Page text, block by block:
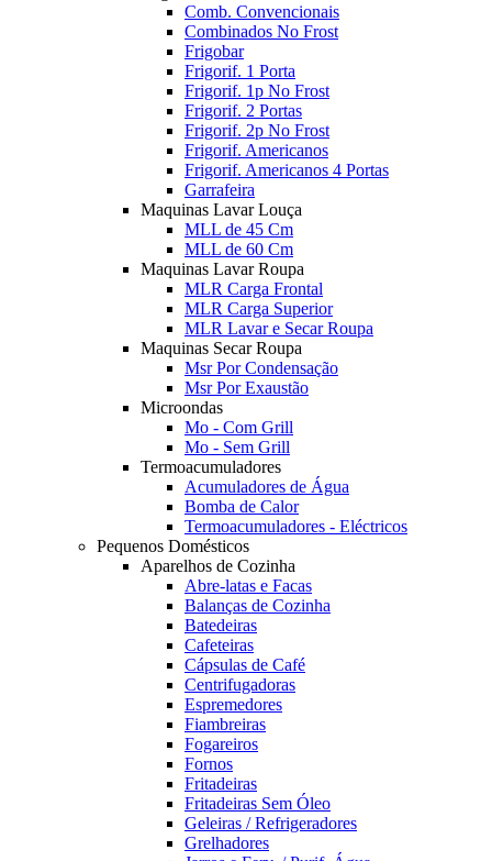
Comb. Convencionais
Combinados No Frost
Frigobar
Frigorif. 1 Porta
Frigorif. 1p No Frost
Frigorif. 2 Portas
Frigorif. 2p No Frost
Frigorif. Americanos
Frigorif. Americanos 4 Portas
Garrafeira
Maquinas Lavar Louça
MLL de 45 Cm
MLL de 60 Cm
Maquinas Lavar Roupa
MLR Carga Frontal
MLR Carga Superior
MLR Lavar e Secar Roupa
Maquinas Secar Roupa
Msr Por Condensação
Msr Por Exaustão
Microondas
Mo - Com Grill
Mo - Sem Grill
Termoacumuladores
Acumuladores de Água
Bomba de Calor
Termoacumuladores - Eléctricos
Pequenos Domésticos
Aparelhos de Cozinha
Abre-latas e Facas
Balanças de Cozinha
Batedeiras
Cafeteiras
Cápsulas de Café
Centrifugadoras
Espremedores
Fiambreiras
Fogareiros
Fornos
Fritadeiras
Fritadeiras Sem Óleo
Geleiras / Refrigeradores
Grelhadores